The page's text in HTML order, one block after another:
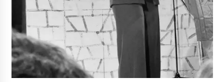
Themelohet Shoqata “Penda”
4 months ago
Shkruan Blertë Tmava Veselaj ” DIFERENCA”
4 months ago